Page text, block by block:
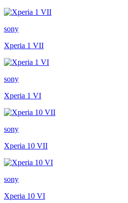
sony
Xperia 1 VII
sony
Xperia 1 VI
sony
Xperia 10 VII
sony
Xperia 10 VI